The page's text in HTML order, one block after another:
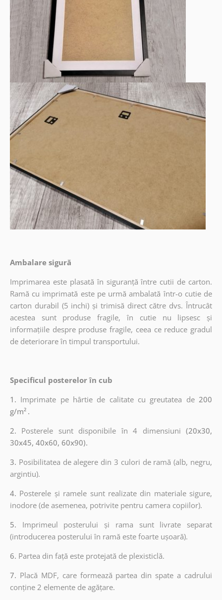
Ambalare sigură
Imprimarea este plasată în siguranță între cutii de carton.
Ramă cu imprimată este pe urmă ambalată într-o cutie de
carton durabil (5 inchi) și trimisă direct către dvs. Întrucât
acestea sunt produse fragile, în cutie nu lipsesc și
informațiile despre produse fragile, ceea ce reduce gradul
de deteriorare în timpul transportului.
Specificul posterelor în cub
1. Imprimate pe hârtie de calitate cu greutatea de200
g/m² .
2. Posterele sunt disponibile în 4 dimensiuni (20x30,
30x45, 40x60, 60x90).
3. Posibilitatea de alegere din 3 culori de ramă (alb, negru,
argintiu).
4. Posterele și ramele sunt realizate din materiale sigure,
inodore (de asemenea, potrivite pentru camera copiilor).
5. Imprimeul posterului și rama sunt livrate separat
(introducerea posterului în ramă este foarte ușoară).
6. Partea din față este protejată de plexisticlă.
7. Placă MDF, care formează partea din spate a cadrului
conține 2 elemente de agățare.